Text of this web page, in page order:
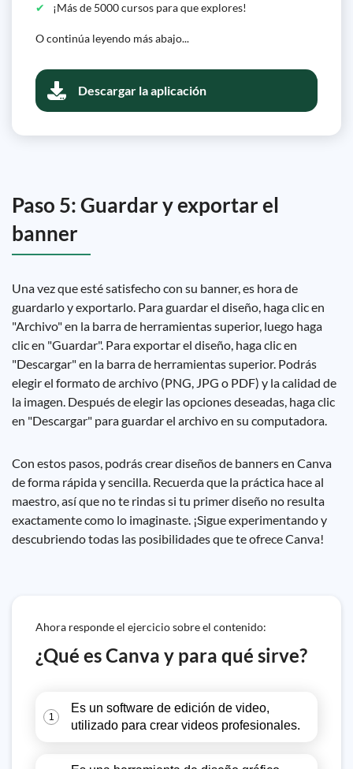
¡Más de 5000 cursos para que explores!
O continúa leyendo más abajo...
Descargar la aplicación
Paso 5: Guardar y exportar el
banner
Una vez que esté satisfecho con su banner, es hora de
guardarlo y exportarlo. Para guardar el diseño, haga clic en
"Archivo" en la barra de herramientas superior, luego haga
clic en "Guardar". Para exportar el diseño, haga clic en
"Descargar" en la barra de herramientas superior. Podrás
elegir el formato de archivo (PNG, JPG o PDF) y la calidad de
la imagen. Después de elegir las opciones deseadas, haga clic
en "Descargar" para guardar el archivo en su computadora.
Con estos pasos, podrás crear diseños de banners en Canva
de forma rápida y sencilla. Recuerda que la práctica hace al
maestro, así que no te rindas si tu primer diseño no resulta
exactamente como lo imaginaste. ¡Sigue experimentando y
descubriendo todas las posibilidades que te ofrece Canva!
Ahora responde el ejercicio sobre el contenido:
¿Qué es Canva y para qué sirve?
1
Es un software de edición de video,
utilizado para crear videos profesionales.